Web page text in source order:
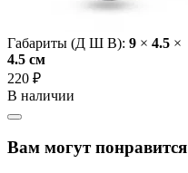
Габариты (Д Ш В): 9 × 4.5 ×
4.5 cм
220 ₽
В наличии
Вам могут понравится